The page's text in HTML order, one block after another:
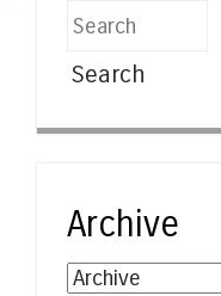
Search
Archive